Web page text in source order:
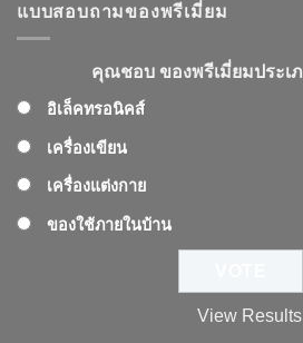
แบบสอบถามของพรีเมี่ยม
คุณชอบ ของพรีเมี่ยมประเ
อิเล็คทรอนิคส์
เครื่องเขียน
เครื่องแต่งกาย
ของใช้ภายในบ้าน
View Results